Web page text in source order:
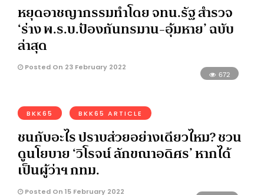
หยุดอาชญากรรมทำโดย จทน.รัฐ สำรวจ
‘ร่าง พ.ร.บ.ป้องกันทรมาน-อุ้มหาย’ ฉบับ
ล่าสุด
Posted On 23 February 2022
672
BKK65 BKK65 ARTICLE
ชนกับอะไร ปราบส่วยอย่างเดียวไหม? ชวน
ดูนโยบาย ‘วิโรจน์ ลักขณาอดิศร’ หากได้
เป็นผู้ว่าฯ กทม.
Posted On 15 February 2022